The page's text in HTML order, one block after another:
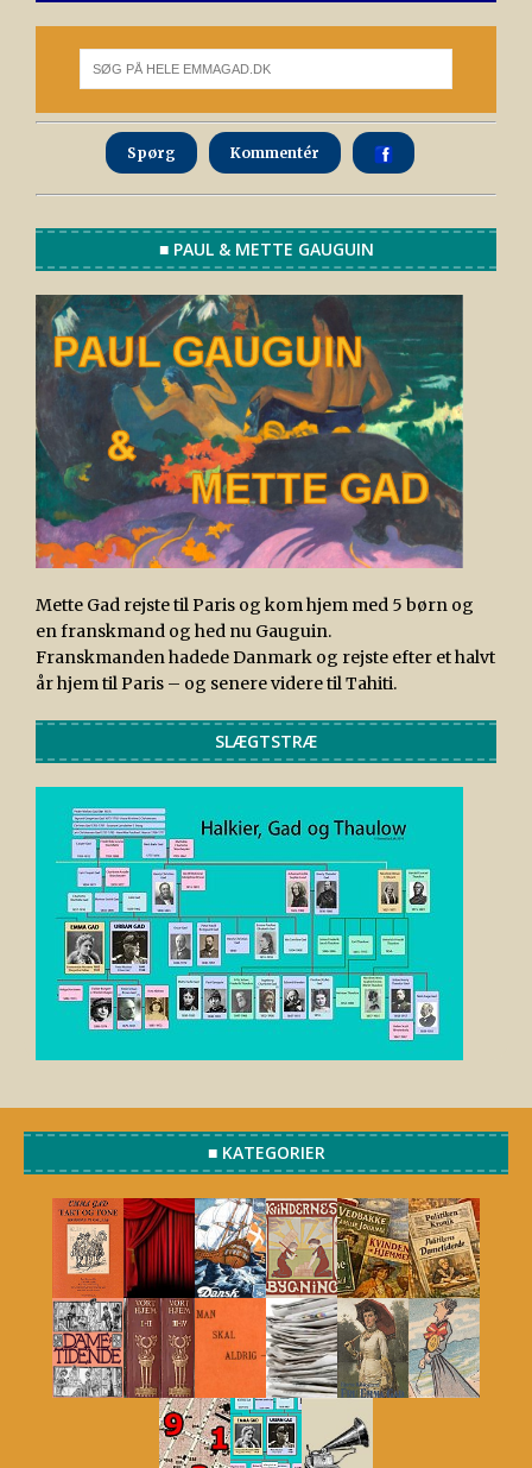
Spørg Kommentér
■ PAUL & METTE GAUGUIN
Mette Gad rejste til Paris og kom hjem med 5 børn og
en franskmand og hed nu Gauguin.
Franskmanden hadede Danmark og rejste efter et halvt
år hjem til Paris – og senere videre til Tahiti.
SLÆGTSTRÆ
■ KATEGORIER